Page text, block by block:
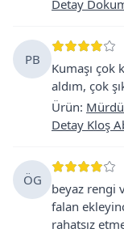
Detay
PB
Kumaşı
aldım, çok
Ürün:
Detay Kloş
ÖG
beyaz rengi
falan
rahatsız